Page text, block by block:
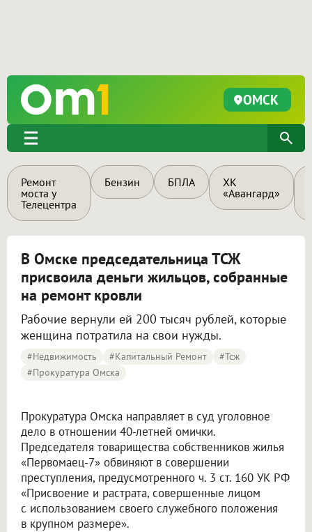
ОМСК
Ремонт
моста у
Телецентра
Бензин БПЛА
ХК
«Авангард»
В Омске председательница ТСЖ
присвоила деньги жильцов, собранные
на ремонт кровли
Рабочие вернули ей 200 тысяч рублей, которые
женщина потратила на свои нужды.
#Недвижимость #капитальный Ремонт
#тсж
#прокуратура Омска
Прокуратура Омска направляет в суд уголовное
дело в отношении 40-летней омички.
Председателя товарищества собственников жилья
«Первомаец-7» обвиняют в совершении
преступления, предусмотренного ч. 3 ст. 160 УК РФ
«Присвоение и растрата, совершенные лицом
с использованием своего служебного положения
в крупном размере».